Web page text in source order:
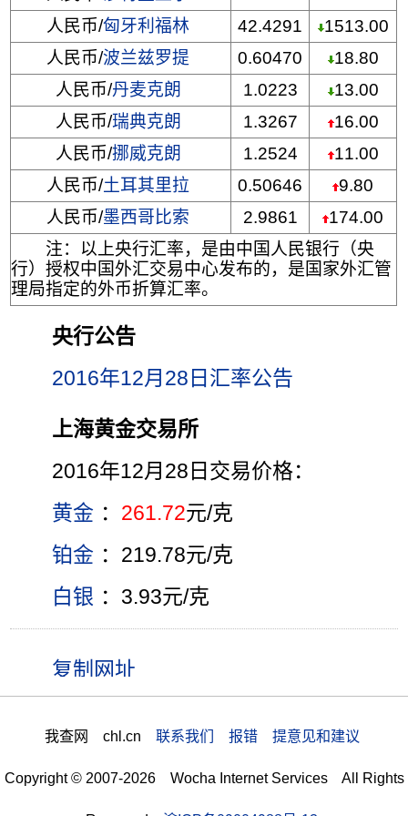
人民币/匈牙利福林 42.4291
1513.00
人民币/波兰兹罗提 0.60470
18.80
人民币/丹麦克朗 1.0223
13.00
人民币/瑞典克朗 1.3267
16.00
人民币/挪威克朗 1.2524
11.00
人民币/土耳其里拉 0.50646
9.80
人民币/墨西哥比索 2.9861
174.00
注：以上央行汇率，是由中国人民银行（央
行）授权中国外汇交易中心发布的，是国家外汇管
理局指定的外币折算汇率。
央行公告
2016年12月28日汇率公告
上海黄金交易所
2016年12月28日交易价格：
黄金 ： 261.72元/克
铂金 ：219.78元/克
白银 ：3.93元/克
我查网 chl.cn 联系我们 报错 提意见和建议
Copyright © 2007-2026 Wocha Internet Services All Rights